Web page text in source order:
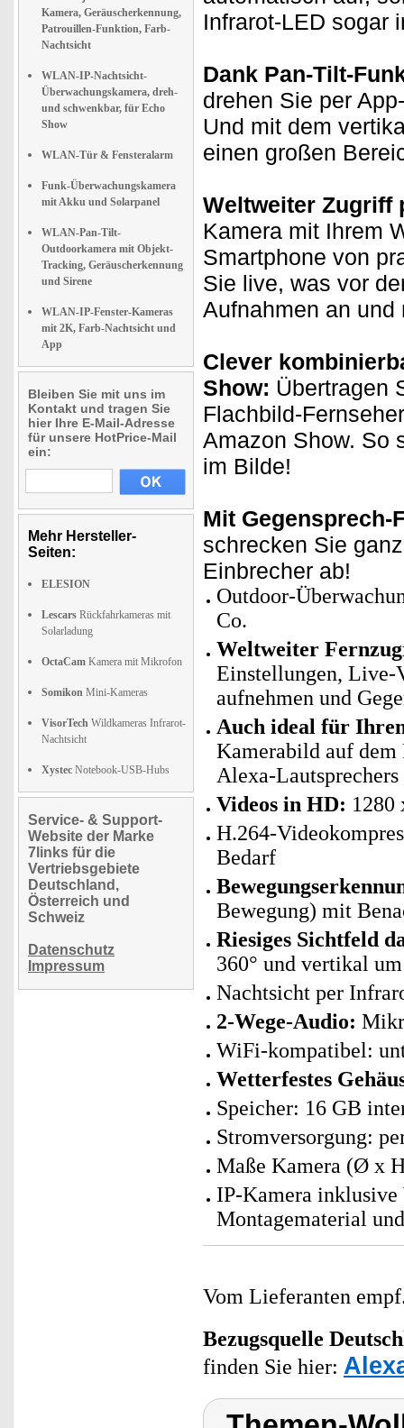
Kamera, Geräuscherkennung,
Patrouillen-Funktion, Farb-
Nachtsicht
WLAN-IP-Nachtsicht-
Überwachungskamera, dreh-
und schwenkbar, für Echo
Show
WLAN-Tür & Fensteralarm
Funk-Überwachungskamera
mit Akku und Solarpanel
WLAN-Pan-Tilt-
Outdoorkamera mit Objekt-
Tracking, Geräuscherkennung
und Sirene
WLAN-IP-Fenster-Kameras
mit 2K, Farb-Nachtsicht und
App
Bleiben Sie mit uns im
Kontakt und tragen Sie
hier Ihre E-Mail-Adresse
für unsere HotPrice-Mail
ein:
Mehr Hersteller-
Seiten:
ELESION
Lescars Rückfahrkameras mit
Solarladung
OctaCam Kamera mit Mikrofon
Somikon Mini-Kameras
VisorTech Wildkameras Infrarot-
Nachtsicht
Xystec Notebook-USB-Hubs
Service- & Support-
Website der Marke
7links für die
Vertriebsgebiete
Deutschland,
Österreich und
Schweiz
Datenschutz
Impressum
Infrarot-LED sogar
Dank Pan-Tilt-
drehen Sie per
Und mit dem
einen großen
Weltweiter Zugriff
Kamera mit Ihrem
Smartphone von
Sie live, was vor
Aufnahmen an
Clever
Show: Übertragen
Flachbild-
Amazon Show. So
im Bilde!
Mit Gegensprech-
schrecken Sie
Einbrecher ab!
Outdoor-
Co.
Weltweiter
Einstellungen, Live-
aufnehmen und
Auch ideal für
Kamerabild auf
Alexa-Lautsprechers
Videos in HD: 1280
H.264-
Bedarf
Bewegung) mit
Riesiges Sichtfeld
360° und vertikal
Nachtsicht per
2-Wege-Audio:
WiFi-kompatibel:
Wetterfestes
Speicher: 16 GB
Stromversorgung:
Maße Kamera (Ø x
IP-Kamera inklusive
Montagematerial
Vom Lieferanten
Bezugsquelle
finden Sie hier: